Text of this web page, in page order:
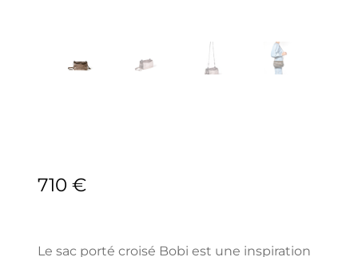
710 €
Le sac porté croisé Bobi est une inspiration